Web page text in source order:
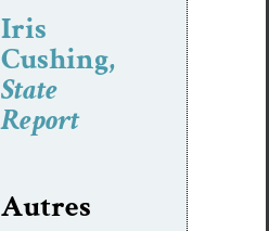
Iris
Cushing,
State
Report
Autres